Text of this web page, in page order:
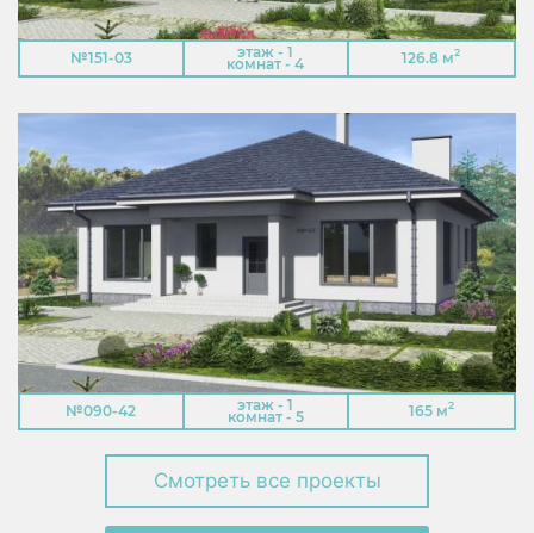
№151-03 этаж - 1
комнат - 4 126.8 м2
№090-42 этаж - 1
комнат - 5 165 м2
Смотреть все проекты